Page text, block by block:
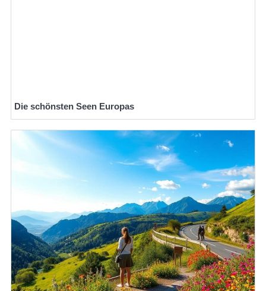
Die schönsten Seen Europas